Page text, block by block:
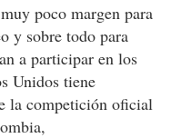
poco margen para
y sobre todo para
a participar en los
Unidos tiene
la competición oficial